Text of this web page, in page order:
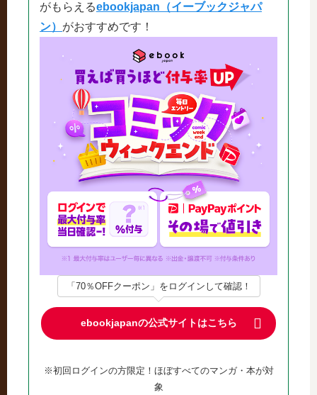
がもらえるebookjapan（イーブックジャパ
ン） がおすすめです！
「70％OFFクーポン」をログインして確認！
ebookjapanの公式サイトはこちら
※初回ログインの方限定！ほぼすべてのマンガ・本が対
象